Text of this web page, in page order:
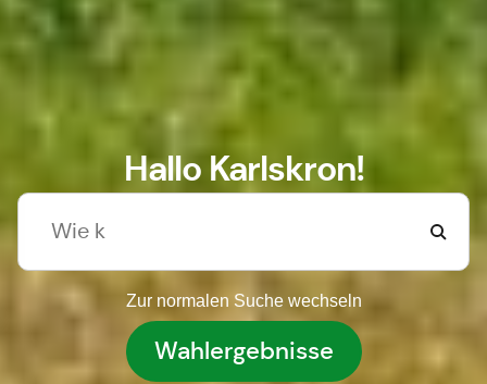
Hallo Karlskron!
Zur normalen Suche wechseln
Wahlergebnisse